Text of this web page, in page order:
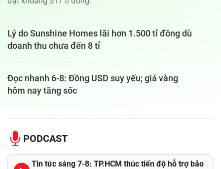
Lý do Sunshine Homes lãi hơn 1.500 tỉ đồng dù
doanh thu chưa đến 8 tỉ
Đọc nhanh 6-8: Đồng USD suy yếu; giá vàng
hôm nay tăng sốc
PODCAST
Tin tức sáng 7-8: TP.HCM thúc tiến độ hỗ trợ bảo